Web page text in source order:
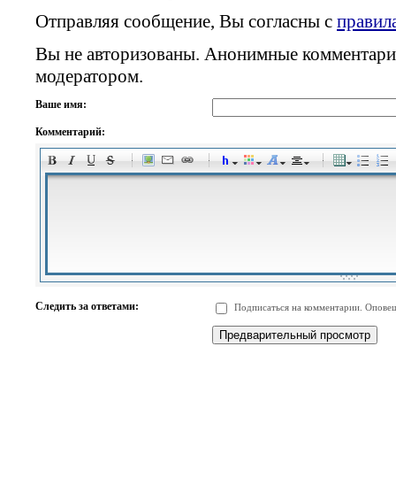
Отправляя сообщение, Вы согласны с
Вы не авторизованы. Анонимные
модератором.
Ваше имя:
Комментарий:
-
-
-
-
-
-
-
-
-
-
-
-
-
Следить за ответами: Подписаться на комментарии.